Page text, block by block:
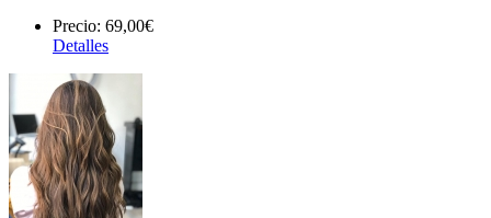
Precio: 69,00€
Detalles